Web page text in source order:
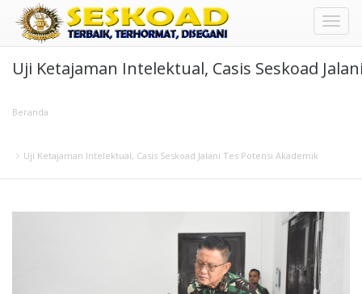
Toggle
Uji Ketajaman Intelektual, Casis Seskoad
Beranda
Uji Ketajaman Intelektual, Casis Seskoad Jalani Tes Potensi Akademik